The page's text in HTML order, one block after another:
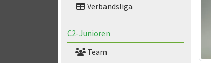
Verbandsliga
C2-Junioren
Team